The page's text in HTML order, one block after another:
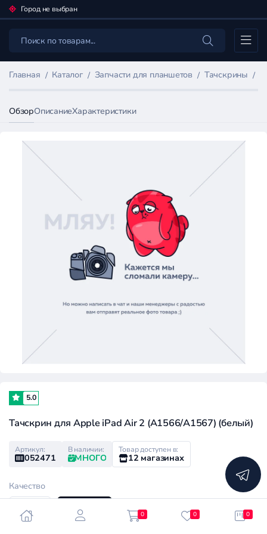
Город не выбран
Каталог
Главная Каталог Запчасти для планшетов Тачскрины
ОбзорОписаниеХарактеристики
5.0
Тачскрин для Apple iPad Air 2 (A1566/A1567) (белый)
Артикул:
052471
В наличии:
МНОГО
Товар доступен в:
12 магазинах
Качество
High
Medium
0 0 0